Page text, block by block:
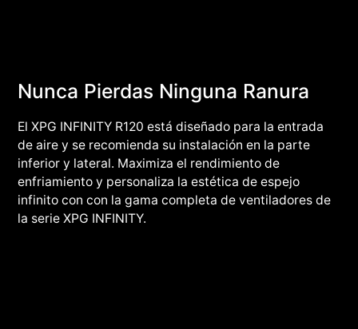
Nunca Pierdas Ninguna Ranura
El XPG INFINITY R120 está diseñado para la entrada
de aire y se recomienda su instalación en la parte
inferior y lateral. Maximiza el rendimiento de
enfriamiento y personaliza la estética de espejo
infinito con con la gama completa de ventiladores de
la serie XPG INFINITY.